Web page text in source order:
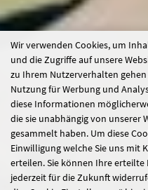
Wir verwenden Cookies, um
und die Zugriffe auf unsere
zu Ihrem Nutzerverhalten
Nutzung für Werbung und
diese Informationen
die sie unabhängig von unserer
gesammelt haben. Um diese
Einwilligung welche Sie uns mit
erteilen. Sie können Ihre erteilte
jederzeit für die Zukunft